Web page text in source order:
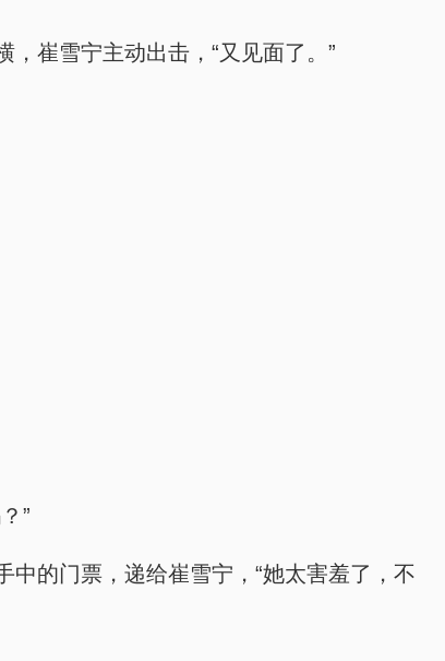
崔雪宁主动出击，“又见面了。”
”
的门票，递给崔雪宁，“她太害羞了，不